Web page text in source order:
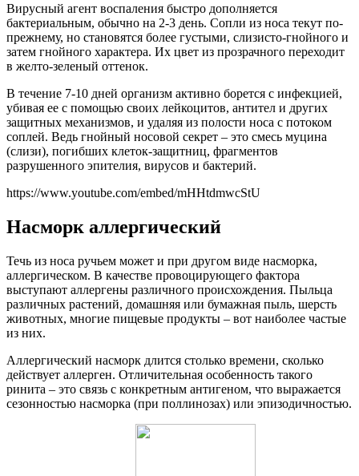
Вирусный агент воспаления быстро дополняется
бактериальным, обычно на 2-3 день. Сопли из носа текут по-
прежнему, но становятся более густыми, слизисто-гнойного и
затем гнойного характера. Их цвет из прозрачного переходит
в желто-зеленый оттенок.
В течение 7-10 дней организм активно борется с инфекцией,
убивая ее с помощью своих лейкоцитов, антител и других
защитных механизмов, и удаляя из полости носа с потоком
соплей. Ведь гнойный носовой секрет – это смесь муцина
(слизи), погибших клеток-защитниц, фрагментов
разрушенного эпителия, вирусов и бактерий.
https://www.youtube.com/embed/mHHtdmwcStU
Насморк аллергический
Течь из носа ручьем может и при другом виде насморка,
аллергическом. В качестве провоцирующего фактора
выступают аллергены различного происхождения. Пыльца
различных растений, домашняя или бумажная пыль, шерсть
животных, многие пищевые продукты – вот наиболее частые
из них.
Аллергический насморк длится столько времени, сколько
действует аллерген. Отличительная особенность такого
ринита – это связь с конкретным антигеном, что выражается
сезонностью насморка (при поллинозах) или эпизодичностью.